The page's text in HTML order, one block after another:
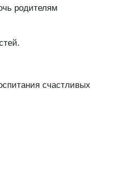
родителям
счастливых